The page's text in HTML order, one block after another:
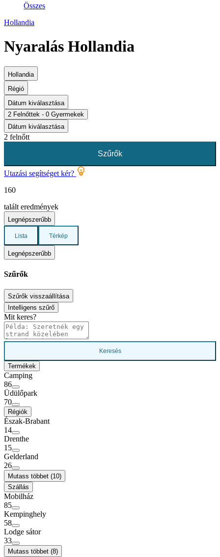
Összes
Hollandia
Nyaralás Hollandia
Hollandia
Régió
Dátum kiválasztása
2 Felnőttek - 0 Gyermekek
Dátum kiválasztása
2 felnőtt
Szűrők
Utazási segítséget kér?
160
talált eredmények
Legnépszerűbb
Lista Térkép
Legnépszerűbb
Szűrők
Szűrők visszaállítása
Intelligens szűrő
Mit keres?
Keresés
Termékek
Camping
86
Üdülőpark
70
Régiók
Észak-Brabant
14
Drenthe
15
Gelderland
26
Mutass többet (10)
Szállás
Mobilház
85
Kempinghely
58
Lodge sátor
33
Mutass többet (8)